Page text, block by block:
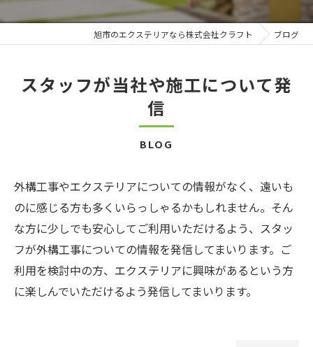
旭市のエクステリアなら株式会社クラフト ブログ
スタッフが当社や施工について発
信
BLOG
外構工事やエクステリアについての情報がなく、遠いも
のに感じる方も多くいらっしゃるかもしれません。そん
な方に少しでも安心してご利用いただけるよう、スタッ
フが外構工事についての情報を発信してまいります。ご
利用を検討中の方、エクステリアに興味があるという方
に楽しんでいただけるよう発信してまいります。